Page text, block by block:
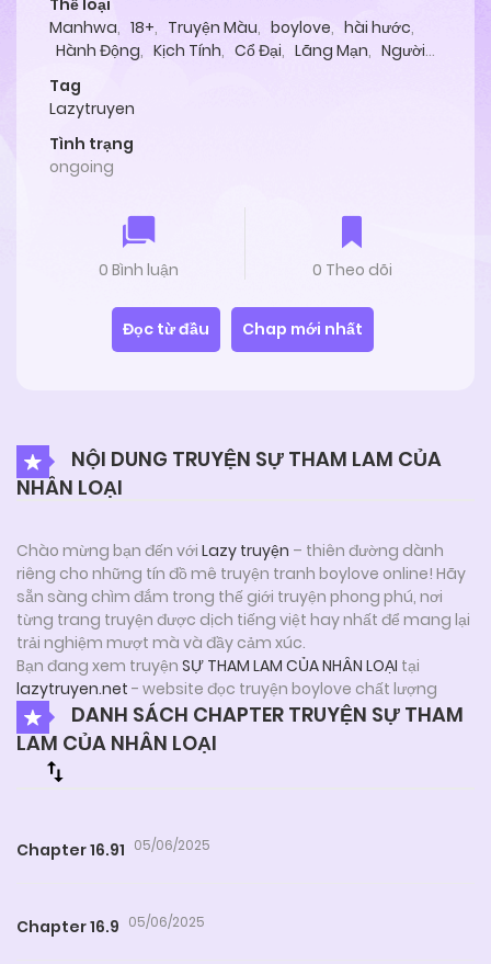
Thể loại
Manhwa, 18+, Truyện Màu, boylove, hài hước,
Hành Động, Kịch Tính, Cổ Đại, Lãng Mạn, Người
Tag
Lazytruyen
Tình trạng
ongoing
0 Bình luận 0 Theo dõi
Đọc từ đầu Chap mới nhất
NỘI DUNG TRUYỆN SỰ THAM LAM CỦA
NHÂN LOẠI
Chào mừng bạn đến với Lazy truyện – thiên đường dành
riêng cho những tín đồ mê truyện tranh boylove online! Hãy
sẵn sàng chìm đắm trong thế giới truyện phong phú, nơi
từng trang truyện được dịch tiếng việt hay nhất để mang lại
trải nghiệm mượt mà và đầy cảm xúc.
Bạn đang xem truyện SỰ THAM LAM CỦA NHÂN LOẠI tại
lazytruyen.net - website đọc truyện boylove chất lượng
DANH SÁCH CHAPTER TRUYỆN SỰ THAM
LAM CỦA NHÂN LOẠI
Chapter 16.91 05/06/2025
Chapter 16.9 05/06/2025